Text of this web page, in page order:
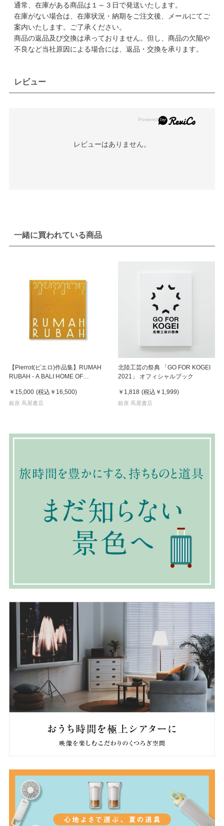
通常、在庫がある商品は１～３日で発送いたします。
在庫がない場合は、在庫状況・納期をご注文後、メールにてご
案内いたします。ご了承ください。
商品の返品及び交換は承っておりません。但し、商品の欠陥や
不良など当社原因による場合には、返品・交換を承ります。
レビュー
レビューはありません。
一緒に買われている商品
【Pierrot(ピエロ)作品集】RUMAH
RUBAH - A BALI HOME OF
LOAEC - by Pierrot
￥15,000 (税込 ￥16,500)
銀座 蔦屋書店
北陸工芸の祭典 「GO FOR KOGEI
2021」 オフィシャルブック
￥1,818 (税込 ￥1,999)
銀座 蔦屋書店